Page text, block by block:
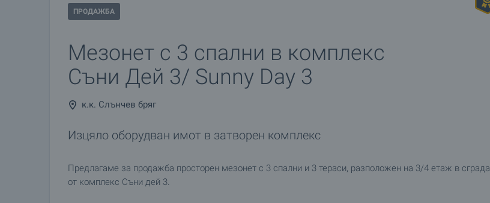
ПРОДАЖБА
Мезонет с 3 спални в комплекс
Съни Дей 3/ Sunny Day 3
к.к. Слънчев бряг
Изцяло оборудван имот в затворен комплекс
Предлагаме за продажба просторен мезонет с 3 спални и 3 тераси, разположен на 3/4 етаж в сграда
от комплекс Съни дей 3.